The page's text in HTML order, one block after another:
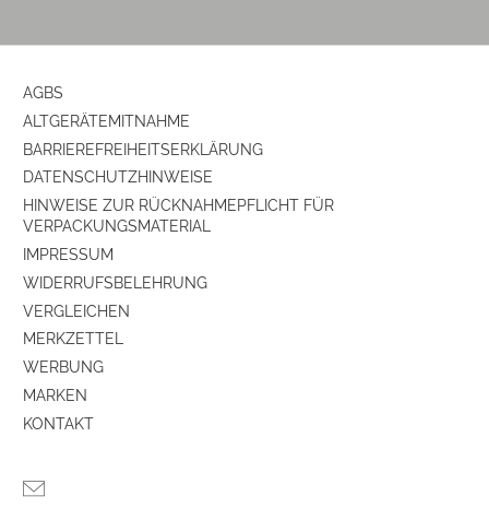
Anzahl der Lautsprecherboxen 2
Bauform
Farbe schwarz
Ausstattung & Technik
Bauart Stereo-Lautsprecher
Konnektivität
AGBS
ALTGERÄTEMITNAHME
BARRIEREFREIHEITSERKLÄRUNG
DATENSCHUTZHINWEISE
HINWEISE ZUR RÜCKNAHMEPFLICHT FÜR
VERPACKUNGSMATERIAL
IMPRESSUM
WIDERRUFSBELEHRUNG
VERGLEICHEN
MERKZETTEL
WERBUNG
MARKEN
KONTAKT